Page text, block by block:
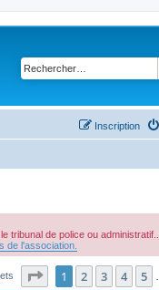
Inscription
de police ou administratif...
de l'association.
Page sur109
1 2 3 4 5